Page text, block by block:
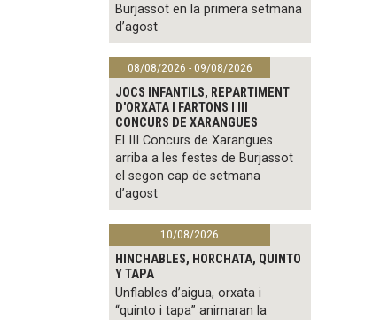
Burjassot en la primera setmana
d’agost
08/08/2026 - 09/08/2026
JOCS INFANTILS, REPARTIMENT
D'ORXATA I FARTONS I III
CONCURS DE XARANGUES
El III Concurs de Xarangues
arriba a les festes de Burjassot
el segon cap de setmana
d’agost
10/08/2026
HINCHABLES, HORCHATA, QUINTO
Y TAPA
Unflables d’aigua, orxata i
“quinto i tapa” animaran la